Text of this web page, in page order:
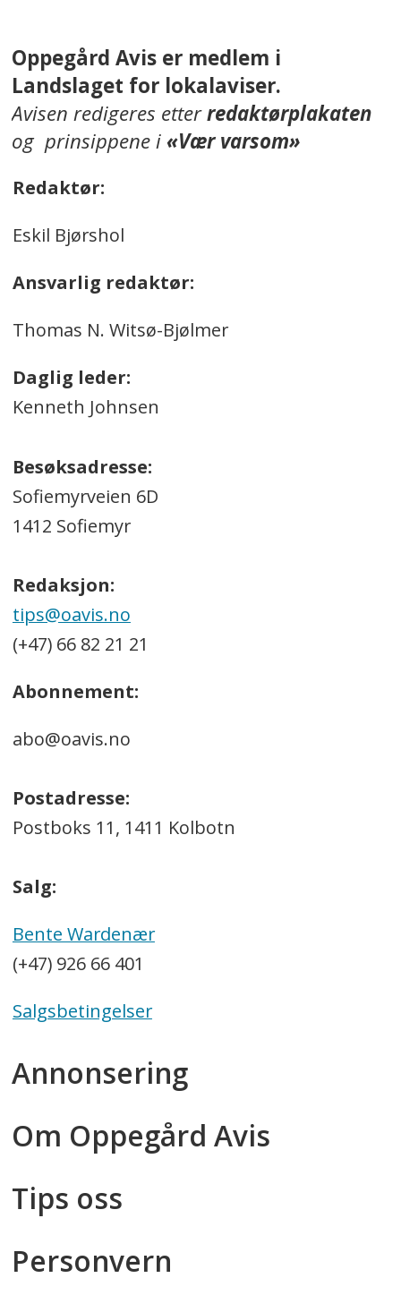
Oppegård Avis er medlem i
Landslaget for lokalaviser.
Avisen redigeres etterredaktørplakaten
og prinsippene i«Vær varsom»
Redaktør:
Eskil Bjørshol
Ansvarlig redaktør:
Thomas N. Witsø-Bjølmer
Daglig leder:
Kenneth Johnsen
Besøksadresse:
Sofiemyrveien 6D
1412 Sofiemyr
Redaksjon:
tips@oavis.no
(+47) 66 82 21 21
Abonnement:
abo@oavis.no
Postadresse:
Postboks 11, 1411 Kolbotn
Salg:
Bente Wardenær
(+47) 926 66 401
Salgsbetingelser
Annonsering
Om Oppegård Avis
Tips oss
Personvern